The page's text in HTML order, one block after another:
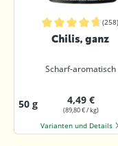
Durchschnittliche
(258)
Chilis, ganz
Scharf-aromatisch
50 g 4,49 €
(89,80 € / kg)
Varianten und Details